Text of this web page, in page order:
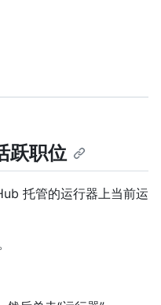
跃职位
托管的运行器上当前运